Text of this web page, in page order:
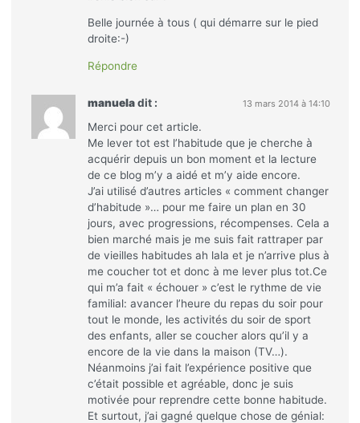
Belle journée à tous ( qui démarre sur le pied
droite:-)
Répondre
manuela dit : 13 mars 2014 à 14:10
Merci pour cet article.
Me lever tot est l’habitude que je cherche à
acquérir depuis un bon moment et la lecture
de ce blog m’y a aidé et m’y aide encore.
J’ai utilisé d’autres articles « comment changer
d’habitude »… pour me faire un plan en 30
jours, avec progressions, récompenses. Cela a
bien marché mais je me suis fait rattraper par
de vieilles habitudes ah lala et je n’arrive plus à
me coucher tot et donc à me lever plus tot.Ce
qui m’a fait « échouer » c’est le rythme de vie
familial: avancer l’heure du repas du soir pour
tout le monde, les activités du soir de sport
des enfants, aller se coucher alors qu’il y a
encore de la vie dans la maison (TV…).
Néanmoins j’ai fait l’expérience positive que
c’était possible et agréable, donc je suis
motivée pour reprendre cette bonne habitude.
Et surtout, j’ai gagné quelque chose de génial: